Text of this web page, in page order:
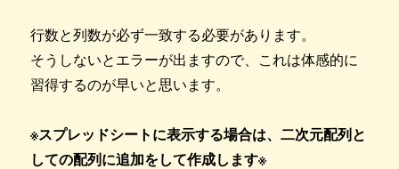
行数と列数が必ず一致する必要があります。
そうしないとエラーが出ますので、これは体感的に
習得するのが早いと思います。
※スプレッドシートに表示する場合は、二次元配列と
しての配列に追加をして作成します※